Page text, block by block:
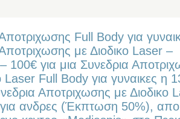
Full Body για
με Διοδικο Laser –
– 100€ για μια Συνεδρια
Laser Full Body για γυναικες η
Αποτριχωσης με Διοδικο
ανδρες (Έκπτωση 50%),